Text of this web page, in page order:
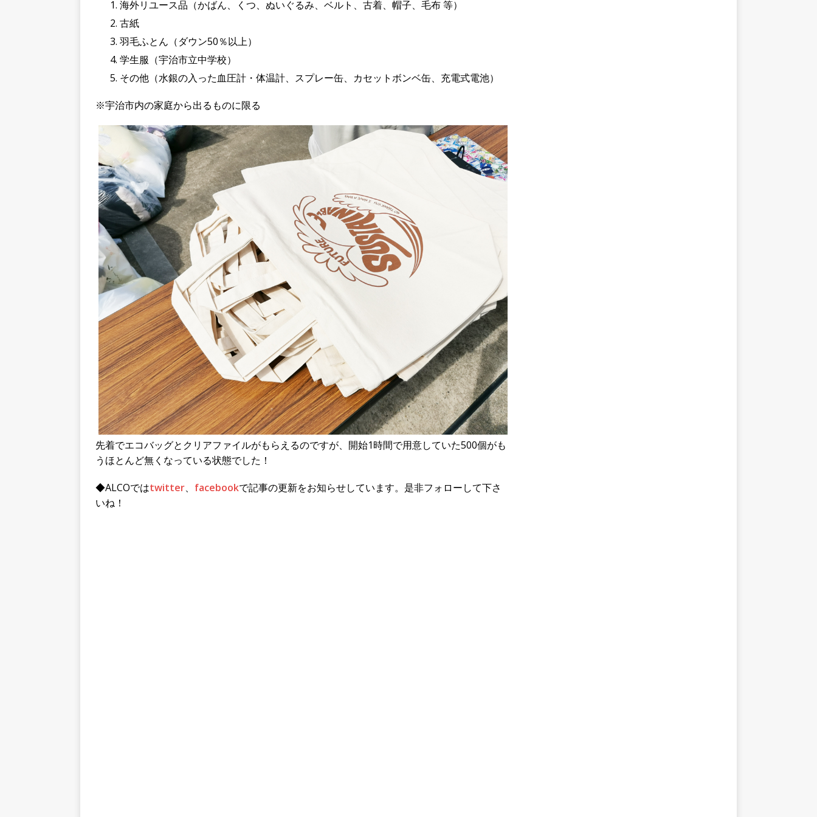
海外リユース品（かばん、くつ、ぬいぐるみ、ベルト、古着、帽子、毛布 等）
古紙
羽毛ふとん（ダウン50％以上）
学生服（宇治市立中学校）
その他（水銀の入った血圧計・体温計、スプレー缶、カセットボンベ缶、充電式電池）
※宇治市内の家庭から出るものに限る
先着でエコバッグとクリアファイルがもらえるのですが、開始1時間で用意していた500個がも
うほとんど無くなっている状態でした！
◆ALCOではtwitter、 facebookで記事の更新をお知らせしています。是非フォローして下さ
いね！